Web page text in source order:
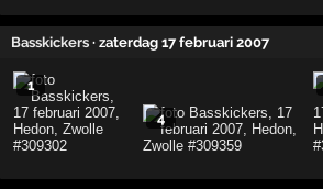
Basskickers · zaterdag 17 februari 2007
1
4